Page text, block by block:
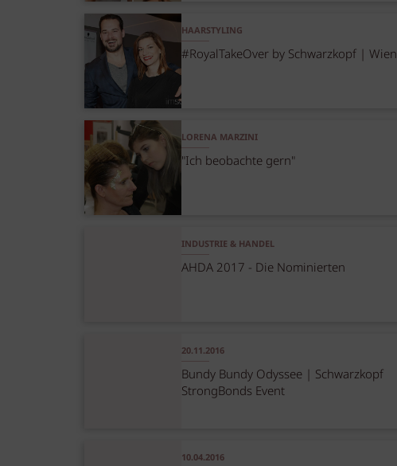
HAARSTYLING
#RoyalTakeOver by Schwarzkopf | Wien
LORENA MARZINI
"Ich beobachte gern"
INDUSTRIE & HANDEL
AHDA 2017 - Die Nominierten
20.11.2016
Bundy Bundy Odyssee | Schwarzkopf
StrongBonds Event
10.04.2016